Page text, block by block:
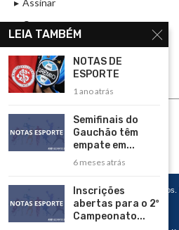
Assinar
Contato
Política de Privacidade
Rádio Maristela - Ao Vivo
ASSINE
Copyright 2026 – Todos os Direitos
Agência de Marketing
LEIA TAMBÉM
NOTAS DE
ESPORTE
1 ano atrás
Semifinais do
Gauchão têm
empate em...
6 meses atrás
Inscrições
abertas para o 2º
Campeonato...